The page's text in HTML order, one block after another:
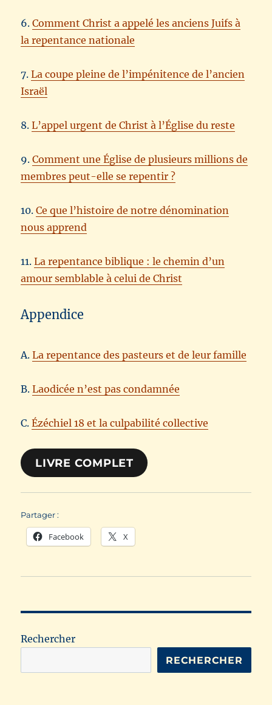
6.Comment Christ a appelé les anciens Juifs à
la repentance nationale
7.La coupe pleine de l’impénitence de l’ancien
Israël
8.L’appel urgent de Christ à l’Église du reste
9.Comment une Église de plusieurs millions de
membres peut-elle se repentir ?
10.Ce que l’histoire de notre dénomination
nous apprend
11.La repentance biblique : le chemin d’un
amour semblable à celui de Christ
Appendice
A.La repentance des pasteurs et de leur famille
B.Laodicée n’est pas condamnée
C.Ézéchiel 18 et la culpabilité collective
LIVRE COMPLET
Partager :
Facebook X
Rechercher
RECHERCHER